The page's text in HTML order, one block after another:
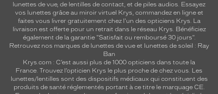
lunettes de vue, de lentilles de contact, et de piles audios. Essayez
vos lunettes grâce au miroir virtuel Krys, commandez en ligne et
faites vous livrer gratuitement chez l'un des opticiens Krys. La
livraison est offerte pour un retrait dans le réseau Krys. Bénéficiez
également de la garantie "Satisfait ou remboursé 30 jours".
Retrouvez nos marques de lunettes de vue et lunettes de soleil : Ray
Ban
Krys.com : C’est aussi plus de 1000 opticiens dans toute la
France. Trouvez l’opticien Krys le plus proche de chez vous. Les
lunettes/lentilles sont des dispositifs médicaux qui constituent des
produits de santé réglementés portant à ce titre le marquage CE.